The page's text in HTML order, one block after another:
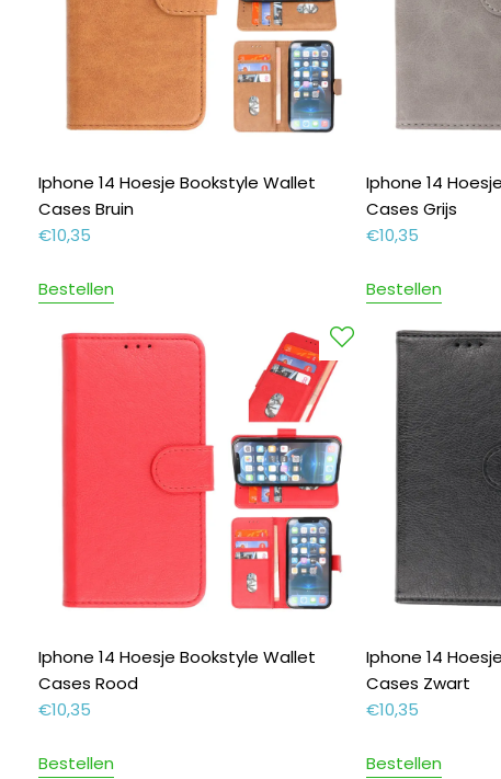
Iphone 14 Hoesje Bookstyle Wallet
Cases Bruin
€10,35
Bestellen
Iphone 14
Cases Grijs
€10,35
Bestellen
Iphone 14 Hoesje Bookstyle Wallet
Cases Rood
€10,35
Bestellen
Iphone 14
Cases Zwart
€10,35
Bestellen